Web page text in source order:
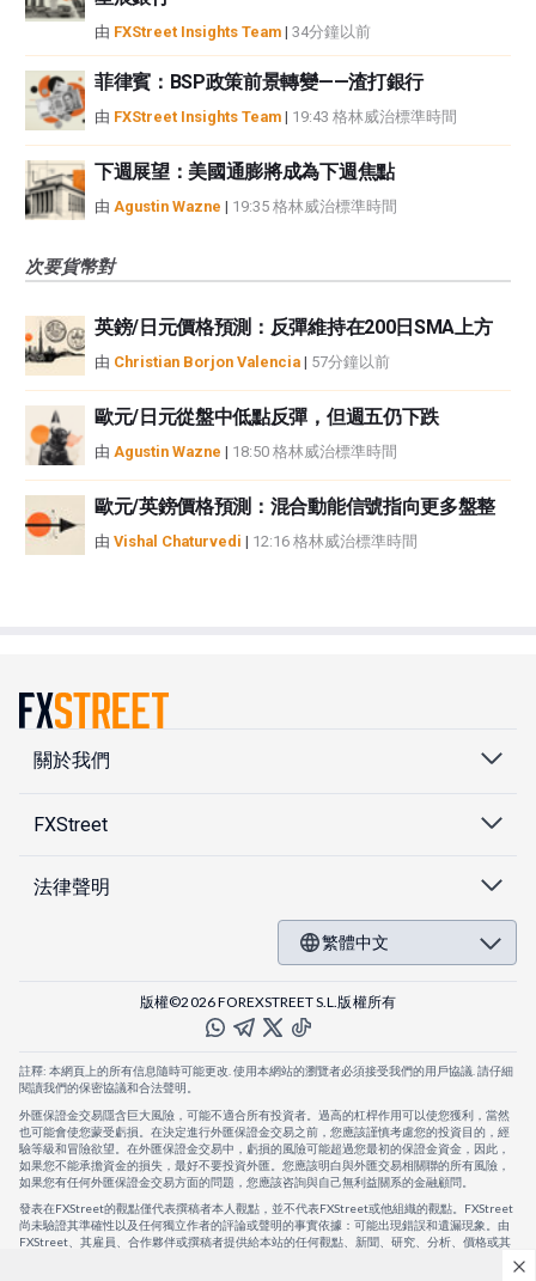
由 FXStreet Insights Team | 34分鐘以前
菲律賓：BSP政策前景轉變——渣打銀行
由 FXStreet Insights Team | 19:43 格林威治標準時間
下週展望：美國通膨將成為下週焦點
由 Agustin Wazne | 19:35 格林威治標準時間
次要貨幣對
英鎊/日元價格預測：反彈維持在200日SMA上方
由 Christian Borjon Valencia | 57分鐘以前
歐元/日元從盤中低點反彈，但週五仍下跌
由 Agustin Wazne | 18:50 格林威治標準時間
歐元/英鎊價格預測：混合動能信號指向更多盤整
由 Vishal Chaturvedi | 12:16 格林威治標準時間
關於我們
FXStreet
法律聲明
繁體中文
版權©2026 FOREXSTREET S.L.版權所有
註釋: 本網頁上的所有信息隨時可能更改. 使用本網站的瀏覽者必須接受我們的用戶協議. 請仔細
閱讀我們的保密協議和合法聲明。
外匯保證金交易隱含巨大風險，可能不適合所有投資者。過高的杠桿作用可以使您獲利，當然
也可能會使您蒙受虧損。在決定進行外匯保證金交易之前，您應該謹慎考慮您的投資目的，經
驗等級和冒險欲望。在外匯保證金交易中，虧損的風險可能超過您最初的保證金資金，因此，
如果您不能承擔資金的損失，最好不要投資外匯。您應該明白與外匯交易相關聯的所有風險，
如果您有任何外匯保證金交易方面的問題，您應該咨詢與自己無利益關系的金融顧問。
發表在FXStreet的觀點僅代表撰稿者本人觀點，並不代表FXStreet或他組織的觀點。FXStreet
尚未驗證其準確性以及任何獨立作者的評論或聲明的事實依據：可能出現錯誤和遺漏現象。由
FXStreet、其雇員、合作夥伴或撰稿者提供給本站的任何觀點、新聞、研究、分析、價格或其